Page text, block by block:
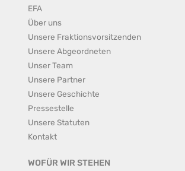
EFA
Über uns
Unsere Fraktionsvorsitzenden
Unsere Abgeordneten
Unser Team
Unsere Partner
Unsere Geschichte
Pressestelle
Unsere Statuten
Kontakt
WOFÜR WIR STEHEN